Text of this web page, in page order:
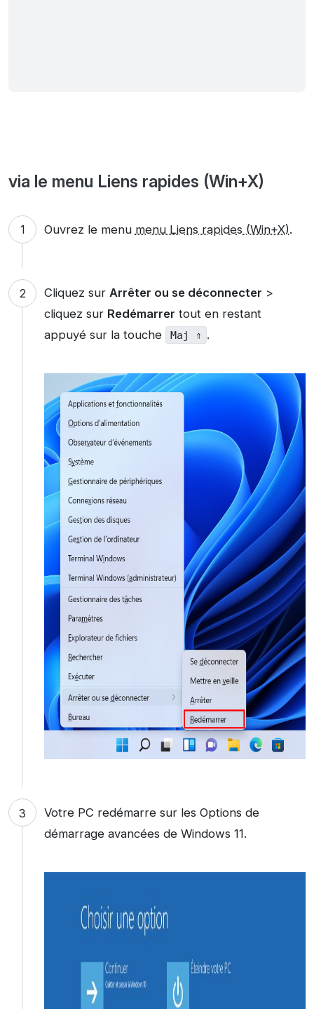
via le menu Liens rapides (Win+X)
Ouvrez le menu menu Liens rapides (Win+X).
Cliquez sur Arrêter ou se déconnecter >
cliquez sur Redémarrer tout en restant
appuyé sur la touche
Maj ⇑ .
Votre PC redémarre sur les Options de
démarrage avancées de Windows 11.